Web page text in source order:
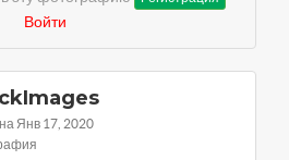
Войти
Янв 17, 2020